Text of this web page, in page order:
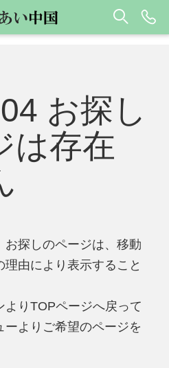
お探し
は存在
お探しのページは、移動
理由により表示すること
りTOPページへ戻って
よりご希望のページを